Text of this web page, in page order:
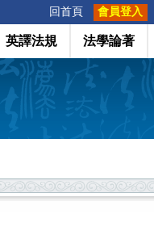
回首頁 會員登入
英譯法規 法學論著